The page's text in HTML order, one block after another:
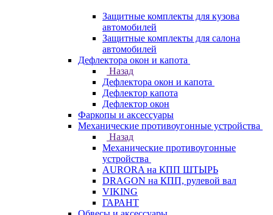
Защитные комплекты для кузова
автомобилей
Защитные комплекты для салона
автомобилей
Дефлектора окон и капота
Назад
Дефлектора окон и капота
Дефлектор капота
Дефлектор окон
Фаркопы и аксессуары
Механические противоугонные устройства
Назад
Механические противоугонные
устройства
AURORA на КПП ШТЫРЬ
DRAGON на КПП, рулевой вал
VIKING
ГАРАНТ